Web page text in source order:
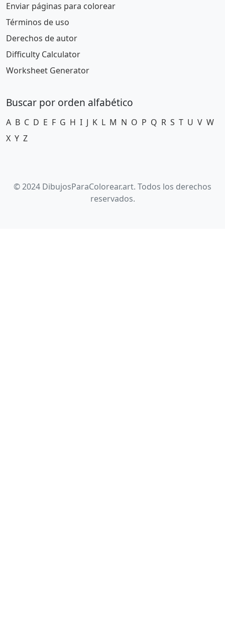
Enviar páginas para colorear
Términos de uso
Derechos de autor
Difficulty Calculator
Worksheet Generator
Buscar por orden alfabético
A B C D E F G H I J K L M N O P Q R S T U V W
X Y Z
© 2024 DibujosParaColorear.art. Todos los derechos
reservados.